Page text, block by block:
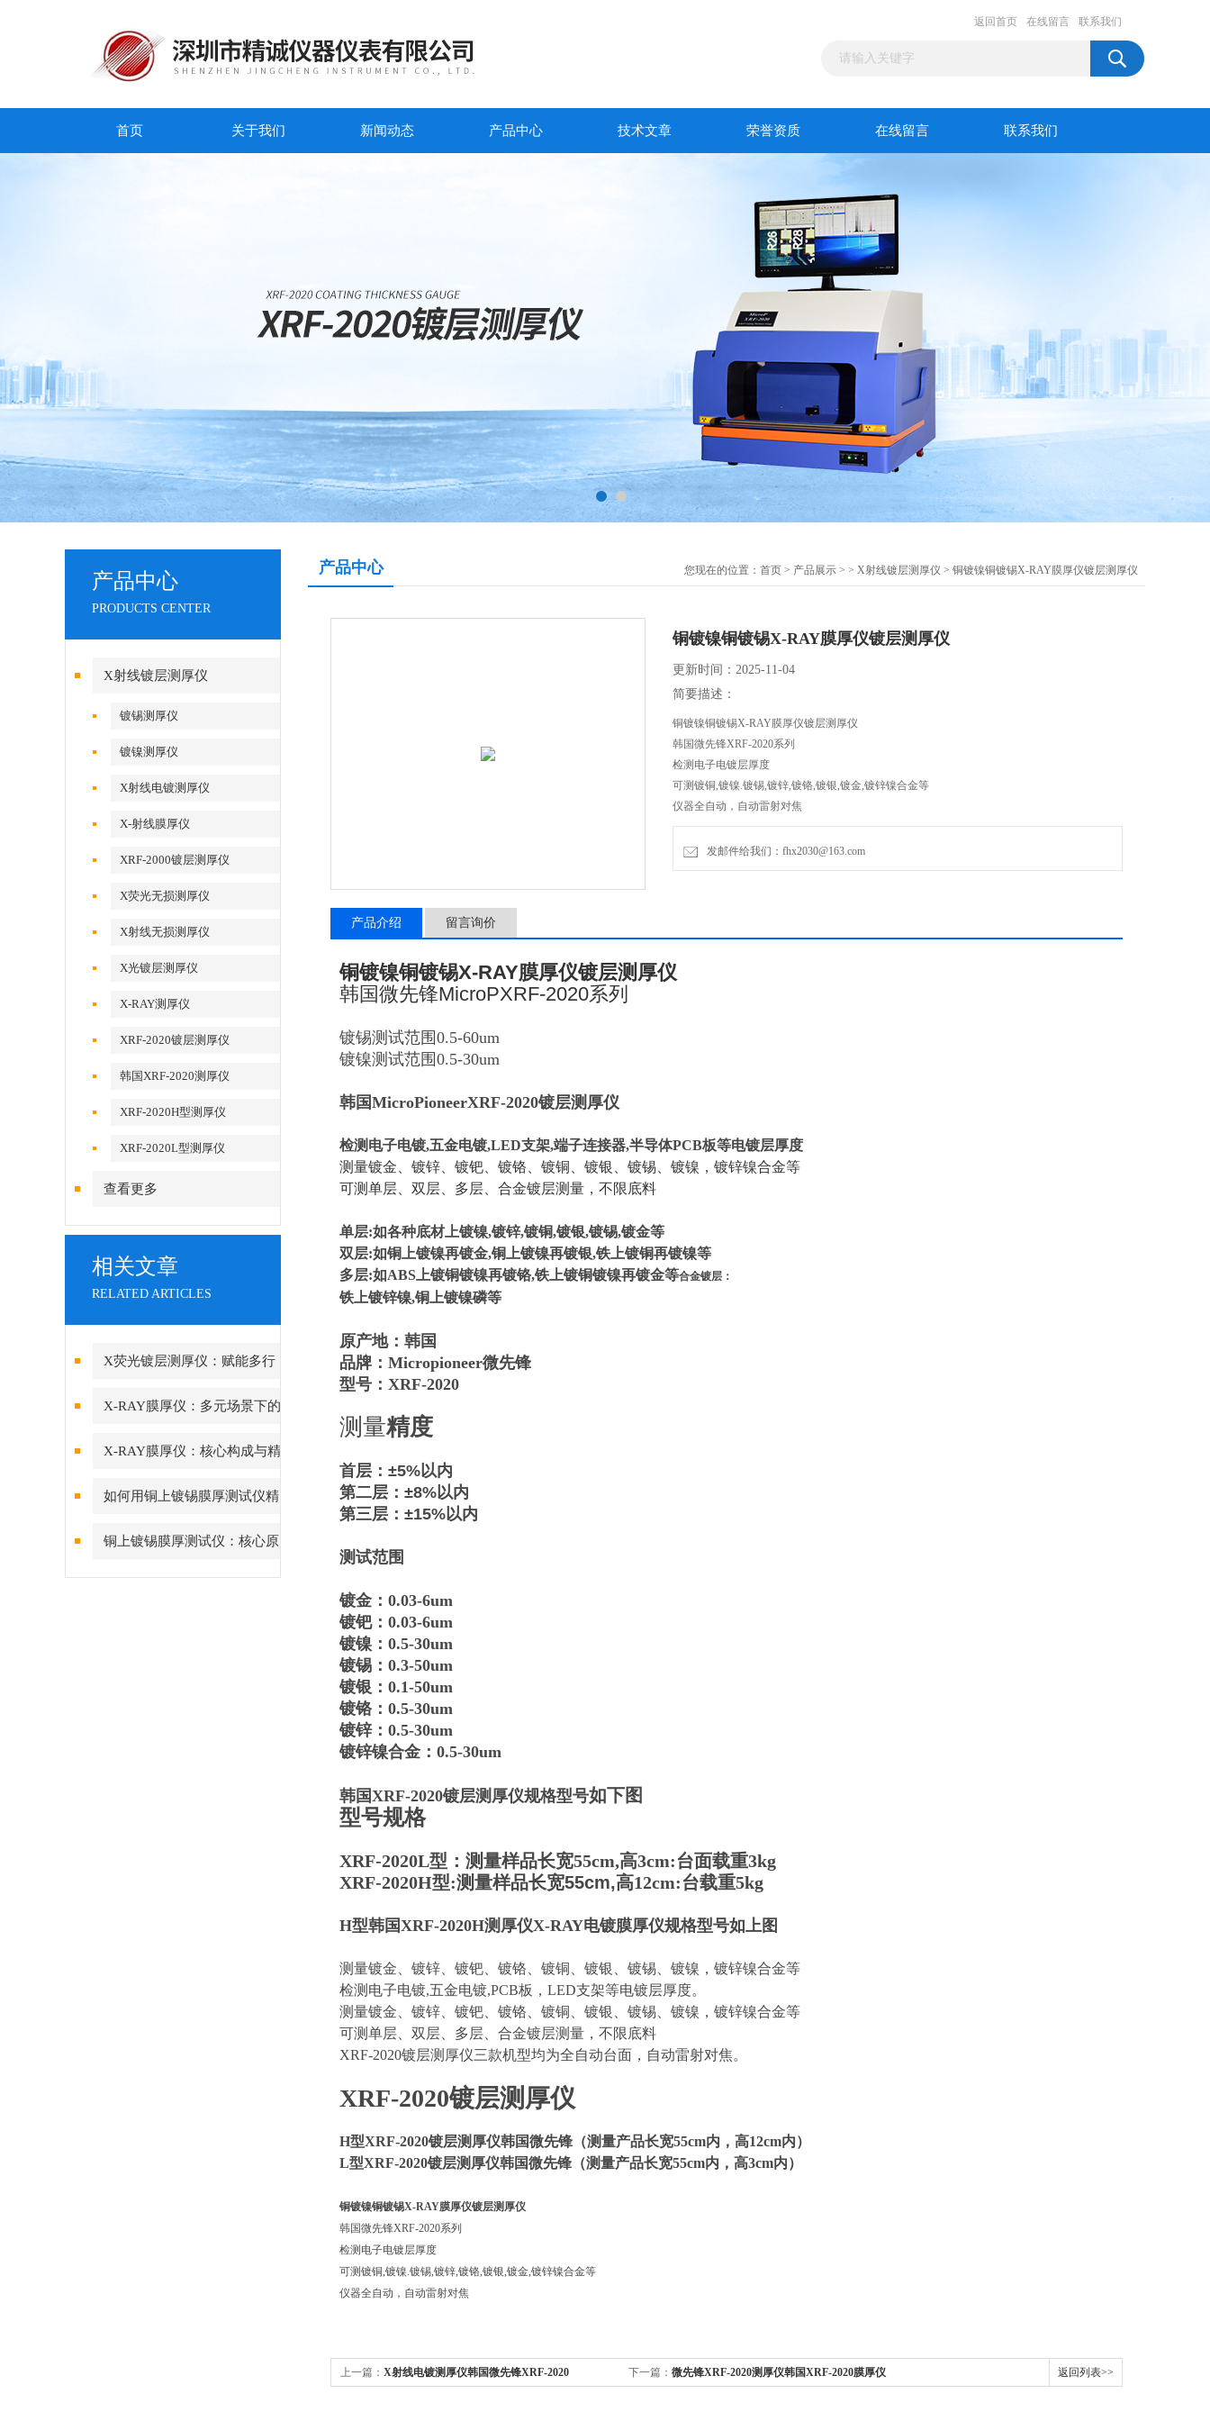
返回首页 在线留言 联系我们
首页 关于我们 新闻动态 产品中心 技术文章 荣誉资质 在线留言 联系我们
产品中心
PRODUCTS CENTER
X射线镀层测厚仪
镀锡测厚仪
镀镍测厚仪
X射线电镀测厚仪
X-射线膜厚仪
XRF-2000镀层测厚仪
X荧光无损测厚仪
X射线无损测厚仪
X光镀层测厚仪
X-RAY测厚仪
XRF-2020镀层测厚仪
韩国XRF-2020测厚仪
XRF-2020H型测厚仪
XRF-2020L型测厚仪
查看更多
相关文章
RELATED ARTICLES
X荧光镀层测厚仪：赋能多行
业质量管控的智能中枢
X-RAY膜厚仪：多元场景下的
精准检测边界
X-RAY膜厚仪：核心构成与精
密协作的科技密码
如何用铜上镀锡膜厚测试仪精
准管控PCB可焊性镀锡层的厚
铜上镀锡膜厚测试仪：核心原
理与精度差异深度解析
产品中心 您现在的位置： 首页 > 产品展示 > > X射线镀层测厚仪 > 铜镀镍铜镀锡X-RAY膜厚仪镀层测厚仪
铜镀镍铜镀锡X-RAY膜厚仪镀层测厚仪
更新时间：2025-11-04
简要描述：
铜镀镍铜镀锡X-RAY膜厚仪镀层测厚仪
韩国微先锋XRF-2020系列
检测电子电镀层厚度
可测镀铜,镀镍.镀锡,镀锌,镀铬,镀银,镀金,镀锌镍合金等
仪器全自动，自动雷射对焦
发邮件给我们：fhx2030@163.com
产品介绍 留言询价
铜镀镍铜镀锡X-RAY膜厚仪镀层测厚仪
韩国微先锋MicroPXRF-2020系列
镀锡测试范围0.5-60um
镀镍测试范围0.5-30um
韩国MicroPioneerXRF-2020镀层测厚仪
检测电子电镀,五金电镀,LED支架,端子连接器,半导体PCB板等电镀层厚度
测量镀金、镀锌、镀钯、镀铬、镀铜、镀银、镀锡、镀镍，镀锌镍合金等
可测单层、双层、多层、合金镀层测量，不限底料
单层:如各种底材上镀镍,镀锌,镀铜,镀银,镀锡,镀金等
双层:如铜上镀镍再镀金,铜上镀镍再镀银,铁上镀铜再镀镍等
多层:如ABS上镀铜镀镍再镀铬,铁上镀铜镀镍再镀金等​合金镀层：
铁上镀锌镍,铜上镀镍磷等
原产地：韩国
品牌：Micropioneer微先锋
型号：XRF-2020
测量​精度
首层：±5%以内
第二层：±8%以内
第三层：±15%以内
测试范围
镀金：0.03-6um
镀钯：0.03-6um
镀镍：0.5-30um
镀锡：0.3-50um
镀银：0.1-50um
镀铬：0.5-30um
镀锌：0.5-30um
镀锌镍合金：0.5-30um
韩国XRF-2020镀层测厚仪规格型号如下图
型号规格
XRF-2020L型：测量样品长宽55cm,高3cm:台面载重3kg
XRF-2020H型:测量样品长宽55cm,高12cm:台载重5kg
H型韩国XRF-2020H测厚仪X-RAY电镀膜厚仪规格型号如上图
测量镀金、镀锌、镀钯、镀铬、镀铜、镀银、镀锡、镀镍，镀锌镍合金等
检测电子电镀,五金电镀,PCB板，LED支架等电镀层厚度。
测量镀金、镀锌、镀钯、镀铬、镀铜、镀银、镀锡、镀镍，镀锌镍合金等
可测单层、双层、多层、合金镀层测量，不限底料
XRF-2020镀层测厚仪三款机型均为全自动台面，自动雷射对焦。
XRF-2020镀层测厚仪
H型XRF-2020镀层测厚仪韩国微先锋 （测量产品长宽55cm内，高12cm内）
L型XRF-2020镀层测厚仪韩国微先锋 （测量产品长宽55cm内，高3cm内）
铜镀镍铜镀锡X-RAY膜厚仪镀层测厚仪
韩国微先锋XRF-2020系列
检测电子电镀层厚度
可测镀铜,镀镍.镀锡,镀锌,镀铬,镀银,镀金,镀锌镍合金等
仪器全自动，自动雷射对焦
上一篇： X射线电镀测厚仪韩国微先锋XRF-2020 下一篇： 微先锋XRF-2020测厚仪韩国XRF-2020膜厚仪 返回列表>>